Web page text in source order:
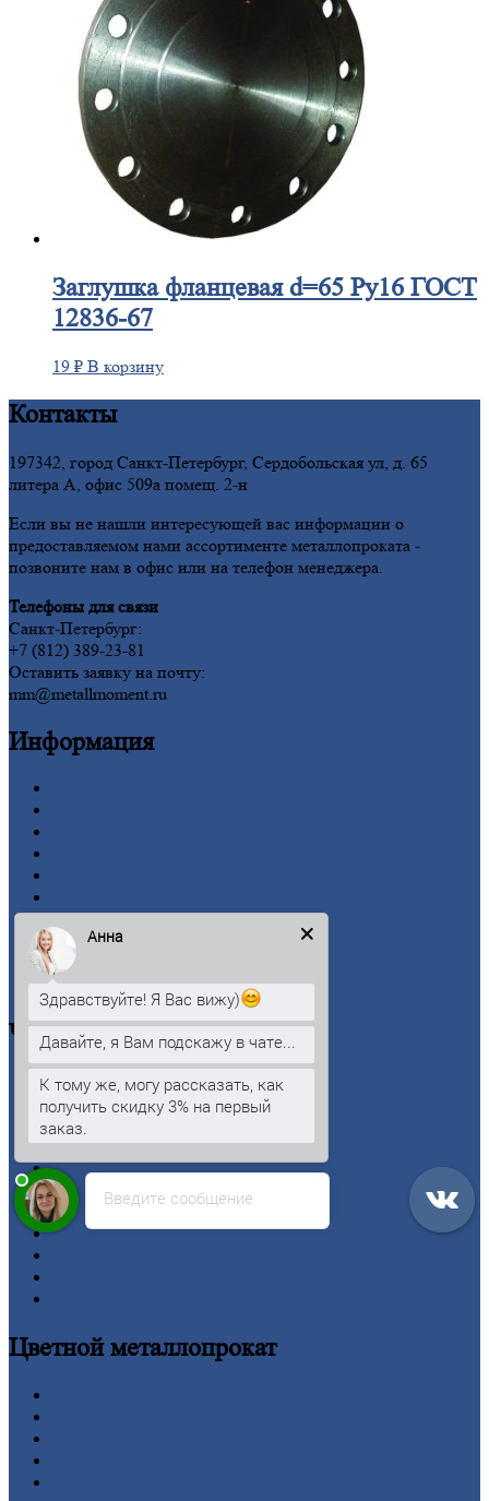
Заглушкафланцевая d=65 Ру16 ГОСТ
12836-67
19 ₽ В корзину
Контакты
197342, город Санкт-Петербург, Сердобольская ул, д. 65
литера А, офис 509а помещ. 2-н
Если вы не нашли интересующей вас информации о
предоставляемом нами ассортименте металлопроката -
позвоните нам в офис или на телефон менеджера.
Телефоны для связи
Санкт-Петербург:
+7 (812) 389-23-81
Оставить заявку на почту:
mm@metallmoment.ru
Информация
Личныйкабинет
Оформление
Оплата
Черныйметаллопрокат
Арматура
Двутавроваябалка (двутавр)
Квадрат
Кругстальной
Лист
Проволока
Рельсы
Сетка
Цветнойметаллопрокат
Введите сообщение
Анна
Здравствуйте! Я Вас вижу)
Давайте, я Вам подскажу в чате...
К тому же, могу рассказать, как
получить скидку 3% на первый
заказ.